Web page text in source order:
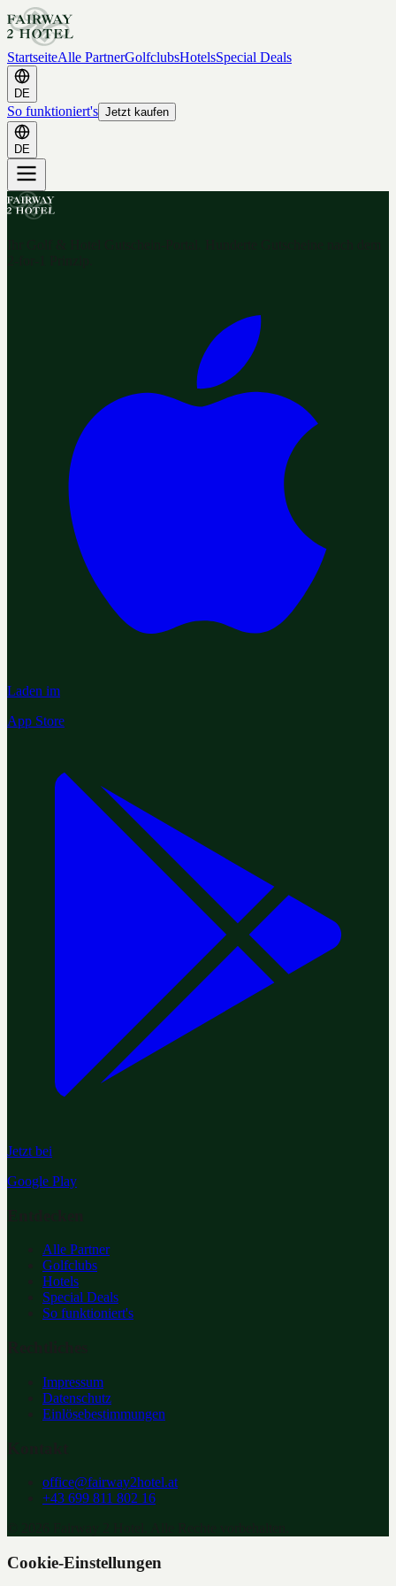
StartseiteAlle PartnerGolfclubsHotelsSpecial Deals
DE
So funktioniert's Jetzt kaufen
DE
Laden im
App Store
Jetzt bei
Google Play
Alle Partner
Golfclubs
Hotels
Special Deals
So funktioniert's
Impressum
Datenschutz
Einlösebestimmungen
office@fairway2hotel.at
+43 699 811 802 16
Cookie-Einstellungen